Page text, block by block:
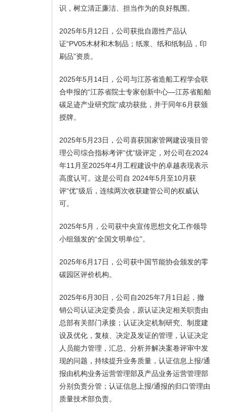
识，树立清正廉洁、担当作为的良好氛围。
2025年5月12日，公司获批自愿性产品认
证“PV05木材和木制品；纸浆、纸和纸制品，印
刷品”资质。
2025年5月14日，公司与江苏省造船工程学会联
合申报的“江苏省院士专家创新中心—江苏省船舶
碳足迹产业研究院”成功获批，并于同年6月获颁
授牌。
2025年5月23日，公司喜获国家管网建设项目管
理公司综合指标考评“优”级评定，对公司在2024
年11月至2025年4月工程建设中的卓越表现表示
高度认可。这是公司自 2024年5月至10月获
评“优”级后，连续两次收获建管公司的权威认
可。
2025年5月，公司获中央宣传思想文化工作领导
小组颁发的“全国文明单位”。
2025年6月17日，公司获中国节能协会颁发的零
碳园区评价机构。
2025年6月30日，公司自2025年7月1日起，撤
销公司认证决定委员会，原认证决定相关职责由
总部有关部门承接；认证决定机制研究、制度建
设及优化，复核、决定及发证的管理，认证决定
人员能力管理，汇总、分析并解决案卷评审中发
现的问题，持续提升业务质量，认证信息上报/通
报由机构业务运营管理部及产品业务运营管理部
分别负责分管；认证信息上报/通报的归口管理由
质量技术部负责。